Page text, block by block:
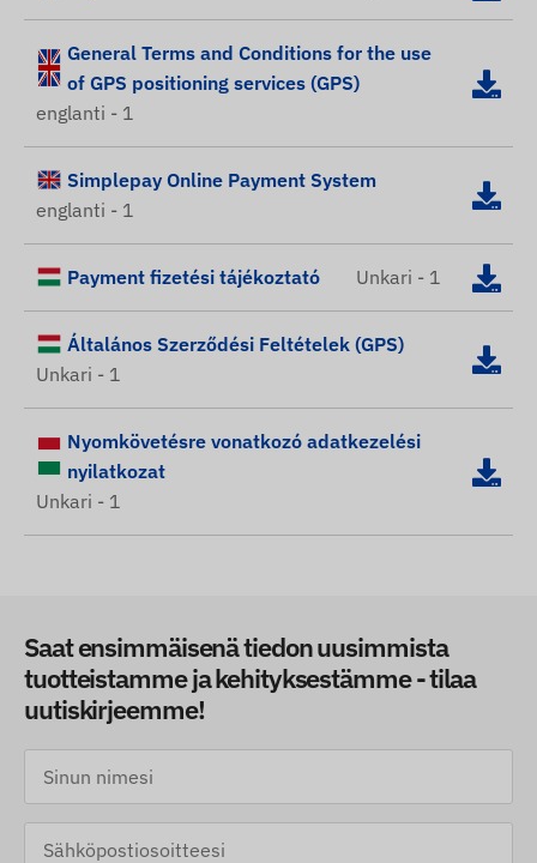
General Terms and Conditions for the use
of GPS positioning services (GPS)
englanti - 1
Simplepay Online Payment System
englanti - 1
Payment fizetési tájékoztató Unkari - 1
Általános Szerződési Feltételek (GPS)
Unkari - 1
Nyomkövetésre vonatkozó adatkezelési
nyilatkozat
Unkari - 1
Saat ensimmäisenä tiedon uusimmista
tuotteistamme ja kehityksestämme - tilaa
uutiskirjeemme!